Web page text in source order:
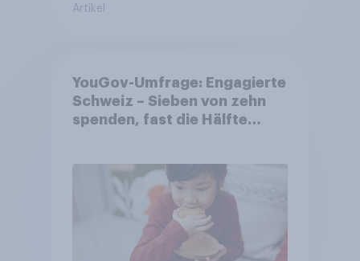
Artikel
YouGov-Umfrage: Engagierte
Schweiz – Sieben von zehn
spenden, fast die Hälfte